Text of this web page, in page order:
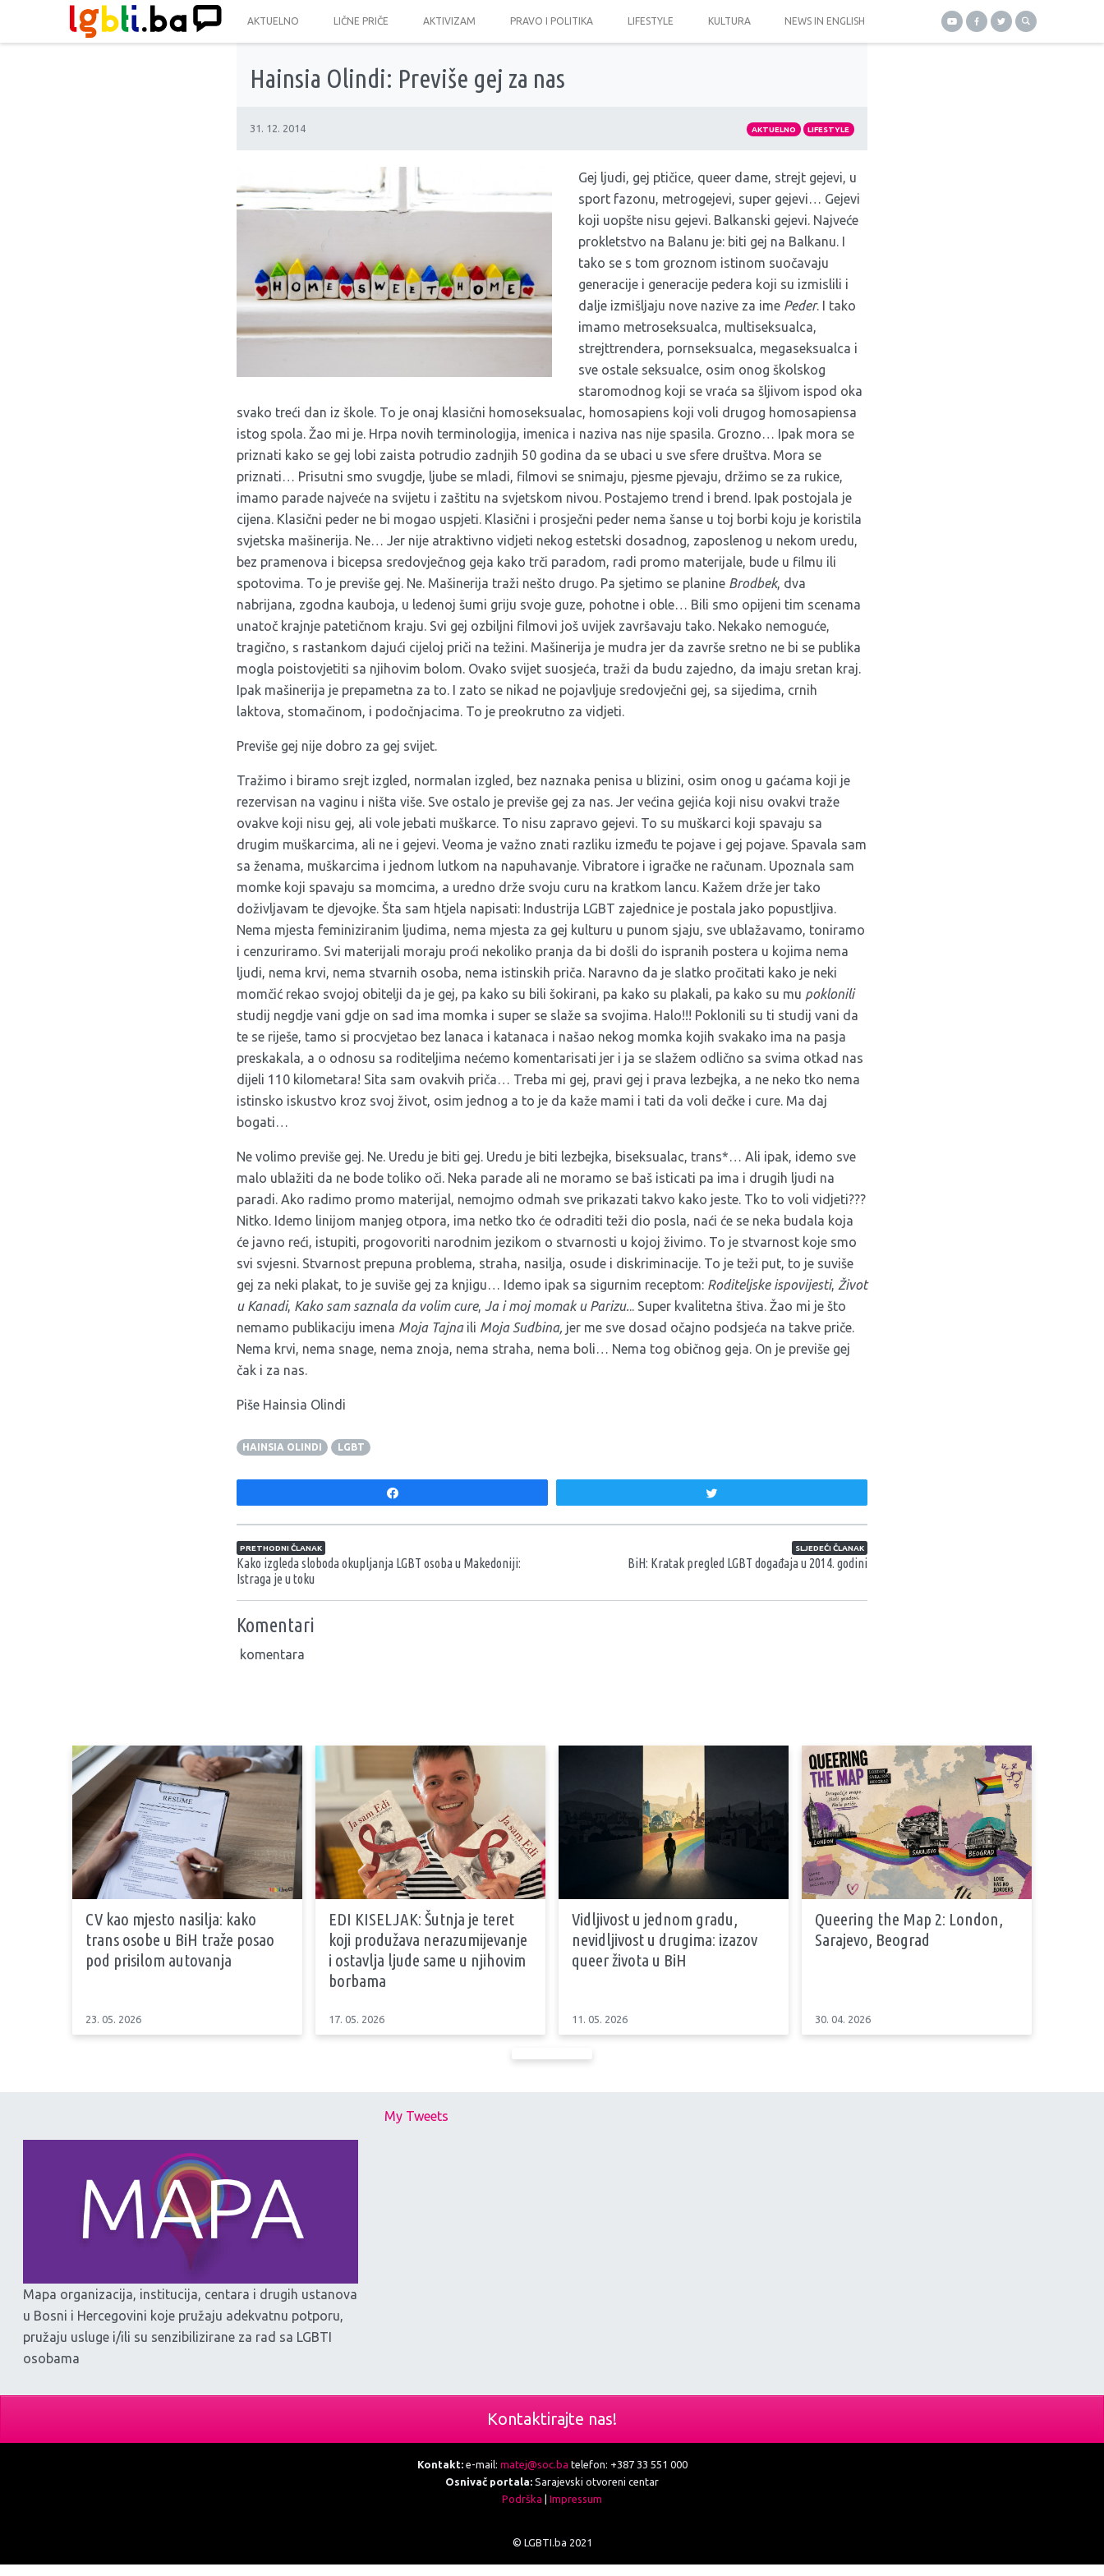
AKTUELNO LIČNE PRIČE AKTIVIZAM PRAVO I POLITIKA LIFESTYLE KULTURA NEWS IN ENGLISH
Hainsia Olindi: Previše gej za nas
31. 12. 2014 AKTUELNO LIFESTYLE
Gej ljudi, gej ptičice, queer dame, strejt gejevi, u
sport fazonu, metrogejevi, super gejevi… Gejevi
koji uopšte nisu gejevi. Balkanski gejevi. Najveće
prokletstvo na Balanu je: biti gej na Balkanu. I
tako se s tom groznom istinom suočavaju
generacije i generacije pedera koji su izmislili i
dalje izmišljaju nove nazive za ime Peder. I tako
imamo metroseksualca, multiseksualca,
strejttrendera, pornseksualca, megaseksualca i
sve ostale seksualce, osim onog školskog
staromodnog koji se vraća sa šljivom ispod oka
svako treći dan iz škole. To je onaj klasični homoseksualac, homosapiens koji voli drugog homosapiensa
istog spola. Žao mi je. Hrpa novih terminologija, imenica i naziva nas nije spasila. Grozno… Ipak mora se
priznati kako se gej lobi zaista potrudio zadnjih 50 godina da se ubaci u sve sfere društva. Mora se
priznati… Prisutni smo svugdje, ljube se mladi, filmovi se snimaju, pjesme pjevaju, držimo se za rukice,
imamo parade najveće na svijetu i zaštitu na svjetskom nivou. Postajemo trend i brend. Ipak postojala je
cijena. Klasični peder ne bi mogao uspjeti. Klasični i prosječni peder nema šanse u toj borbi koju je koristila
svjetska mašinerija. Ne… Jer nije atraktivno vidjeti nekog estetski dosadnog, zaposlenog u nekom uredu,
bez pramenova i bicepsa sredovječnog geja kako trči paradom, radi promo materijale, bude u filmu ili
spotovima. To je previše gej. Ne. Mašinerija traži nešto drugo. Pa sjetimo se planine Brodbek, dva
nabrijana, zgodna kauboja, u ledenoj šumi griju svoje guze, pohotne i oble… Bili smo opijeni tim scenama
unatoč krajnje patetičnom kraju. Svi gej ozbiljni filmovi još uvijek završavaju tako. Nekako nemoguće,
tragično, s rastankom dajući cijeloj priči na težini. Mašinerija je mudra jer da završe sretno ne bi se publika
mogla poistovjetiti sa njihovim bolom. Ovako svijet suosjeća, traži da budu zajedno, da imaju sretan kraj.
Ipak mašinerija je prepametna za to. I zato se nikad ne pojavljuje sredovječni gej, sa sijedima, crnih
laktova, stomačinom, i podočnjacima. To je preokrutno za vidjeti.
Previše gej nije dobro za gej svijet.
Tražimo i biramo srejt izgled, normalan izgled, bez naznaka penisa u blizini, osim onog u gaćama koji je
rezervisan na vaginu i ništa više. Sve ostalo je previše gej za nas. Jer većina gejića koji nisu ovakvi traže
ovakve koji nisu gej, ali vole jebati muškarce. To nisu zapravo gejevi. To su muškarci koji spavaju sa
drugim muškarcima, ali ne i gejevi. Veoma je važno znati razliku između te pojave i gej pojave. Spavala sam
sa ženama, muškarcima i jednom lutkom na napuhavanje. Vibratore i igračke ne računam. Upoznala sam
momke koji spavaju sa momcima, a uredno drže svoju curu na kratkom lancu. Kažem drže jer tako
doživljavam te djevojke. Šta sam htjela napisati: Industrija LGBT zajednice je postala jako popustljiva.
Nema mjesta feminiziranim ljudima, nema mjesta za gej kulturu u punom sjaju, sve ublažavamo, toniramo
i cenzuriramo. Svi materijali moraju proći nekoliko pranja da bi došli do ispranih postera u kojima nema
ljudi, nema krvi, nema stvarnih osoba, nema istinskih priča. Naravno da je slatko pročitati kako je neki
momčić rekao svojoj obitelji da je gej, pa kako su bili šokirani, pa kako su plakali, pa kako su mu poklonili
studij negdje vani gdje on sad ima momka i super se slaže sa svojima. Halo!!! Poklonili su ti studij vani da
te se riješe, tamo si procvjetao bez lanaca i katanaca i našao nekog momka kojih svakako ima na pasja
preskakala, a o odnosu sa roditeljima nećemo komentarisati jer i ja se slažem odlično sa svima otkad nas
dijeli 110 kilometara! Sita sam ovakvih priča… Treba mi gej, pravi gej i prava lezbejka, a ne neko tko nema
istinsko iskustvo kroz svoj život, osim jednog a to je da kaže mami i tati da voli dečke i cure. Ma daj
bogati…
Ne volimo previše gej. Ne. Uredu je biti gej. Uredu je biti lezbejka, biseksualac, trans*… Ali ipak, idemo sve
malo ublažiti da ne bode toliko oči. Neka parade ali ne moramo se baš isticati pa ima i drugih ljudi na
paradi. Ako radimo promo materijal, nemojmo odmah sve prikazati takvo kako jeste. Tko to voli vidjeti???
Nitko. Idemo linijom manjeg otpora, ima netko tko će odraditi teži dio posla, naći će se neka budala koja
će javno reći, istupiti, progovoriti narodnim jezikom o stvarnosti u kojoj živimo. To je stvarnost koje smo
svi svjesni. Stvarnost prepuna problema, straha, nasilja, osude i diskriminacije. To je teži put, to je suviše
gej za neki plakat, to je suviše gej za knjigu… Idemo ipak sa sigurnim receptom: Roditeljske ispovijesti, Život
u Kanadi, Kako sam saznala da volim cure, Ja i moj momak u Parizu... Super kvalitetna štiva. Žao mi je što
nemamo publikaciju imena Moja Tajnaili Moja Sudbina, jer me sve dosad očajno podsjeća na takve priče.
Nema krvi, nema snage, nema znoja, nema straha, nema boli… Nema tog običnog geja. On je previše gej
čak i za nas.
Piše Hainsia Olindi
HAINSIA OLINDI LGBT
Navigacija članaka
PRETHODNI ČLANAK
Kako izgleda sloboda okupljanja LGBT osoba u Makedoniji:
Istraga je u toku
SLJEDEĆI ČLANAK
BiH: Kratak pregled LGBT događaja u 2014. godini
Komentari
komentara
CV kao mjesto nasilja: kako
trans osobe u BiH traže posao
pod prisilom autovanja
23. 05. 2026
EDI KISELJAK: Šutnja je teret
koji produžava nerazumijevanje
i ostavlja ljude same u njihovim
borbama
17. 05. 2026
Vidljivost u jednom gradu,
nevidljivost u drugima: izazov
queer života u BiH
11. 05. 2026
Queering the Map 2: London,
Sarajevo, Beograd
30. 04. 2026
Mapa organizacija, institucija, centara i drugih ustanova
u Bosni i Hercegovini koje pružaju adekvatnu potporu,
pružaju usluge i/ili su senzibilizirane za rad sa LGBTI
osobama
My Tweets
Kontaktirajte nas!
Kontakt:e-mail: matej@soc.ba telefon: +387 33 551 000
Osnivač portala: Sarajevski otvoreni centar
Podrška
Impressum
© LGBTI.ba 2021